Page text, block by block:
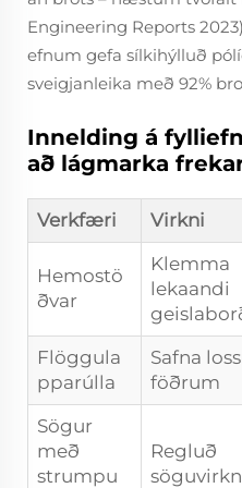
Engineering Reports
efnum gefa sílkihýlluð
sveigjanleika með 92%
Innelding á
að lágmarka
Verkfæri Virkni
Hemostö
ðvar
Klemma
lekaandi
Flöggula
pparúlla
Safna
föðrum
Sögur
með
strumpu
Regluð